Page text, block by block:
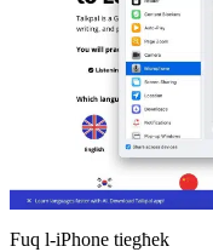
Fuq l-iPhone tiegħek